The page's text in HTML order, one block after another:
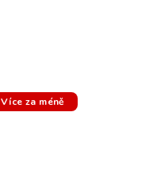
Více za méně